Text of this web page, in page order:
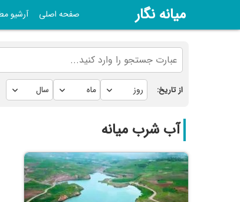
میانه نگار صفحه اصلی آرشیو
از تاریخ:
آب شرب میانه